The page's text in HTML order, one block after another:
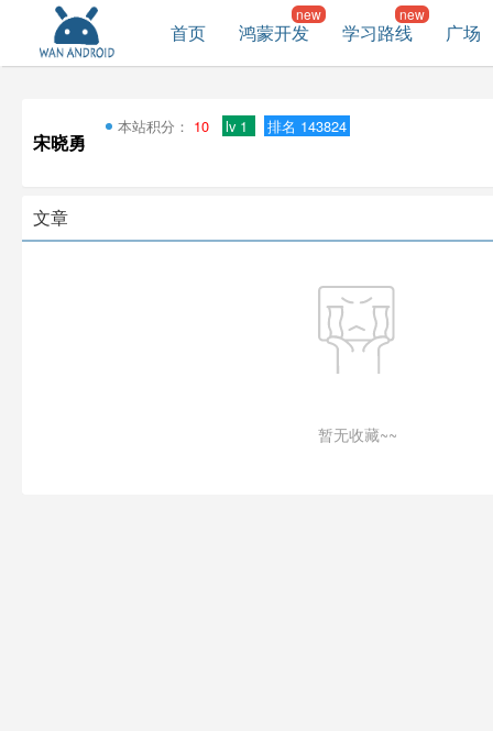
首页 鸿蒙开发 学习路线 广场
宋晓勇
本站积分： 10 lv 1 排名 143824
文章
暂无收藏~~